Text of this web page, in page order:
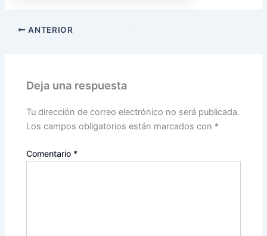
ANTERIOR
Deja una respuesta
Tu dirección de correo electrónico no será publicada.
Los campos obligatorios están marcados con *
Comentario *